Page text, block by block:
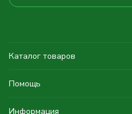
Каталог товаров
Помощь
Информация